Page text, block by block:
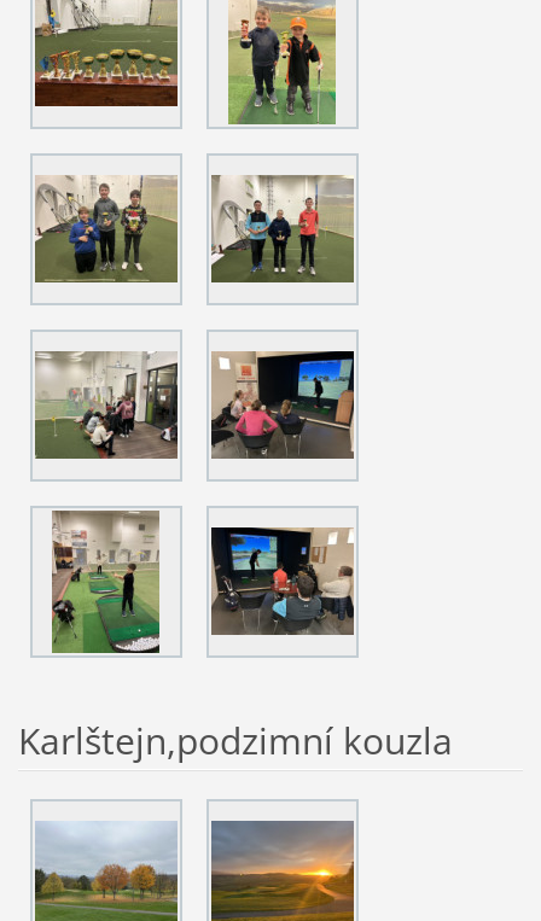
Karlštejn,podzimní kouzla